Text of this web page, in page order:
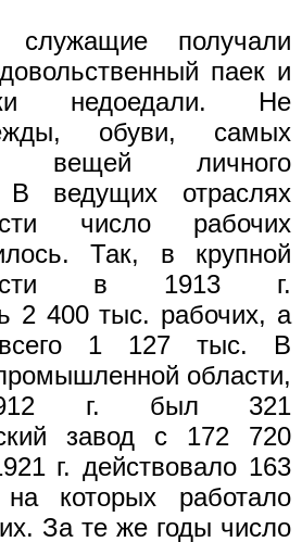
получали
паек и
недоедали. Не
обуви, самых
вещей личного
В ведущих отраслях
число рабочих
Так, в крупной
в 1913 г.
2 400 тыс. рабочих, а
1 127 тыс. В
области,
г. был 321
завод с 172 720
г. действовало 163
на которых работало
За те же годы число